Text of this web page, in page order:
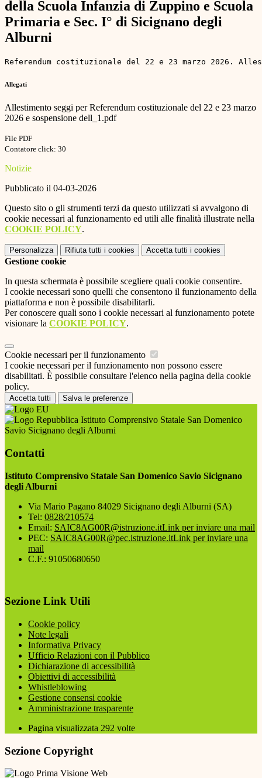
della Scuola Infanzia di Zuppino e Scuola
Primaria e Sec. I° di Sicignano degli
Alburni
Referendum costituzionale del 22 e 23 marzo 2026.
Allegati
Allestimento seggi per Referendum costituzionale del 22 e 23 marzo
2026 e sospensione dell_1.pdf
File PDF
Contatore click: 30
Notizie
Pubblicato il 04-03-2026
Questo sito o gli strumenti terzi da questo utilizzati si avvalgono di
cookie necessari al funzionamento ed utili alle finalità illustrate nella
COOKIE POLICY.
Personalizza Rifiuta tutti i cookies Accetta tutti i cookies
Gestione cookie
In questa schermata è possibile scegliere quali cookie consentire.
I cookie necessari sono quelli che consentono il funzionamento della
piattaforma e non è possibile disabilitarli.
Per conoscere quali sono i cookie necessari al funzionamento potete
visionare la COOKIE POLICY.
Cookie necessari per il funzionamento
I cookie necessari per il funzionamento non possono essere
disabilitati. È possibile consultare l'elenco nella pagina della cookie
policy.
Accetta tutti Salva le preferenze
Istituto Comprensivo Statale San Domenico
Savio Sicignano degli Alburni
Contatti
Istituto Comprensivo Statale San Domenico Savio Sicignano
degli Alburni
Via Mario Pagano 84029 Sicignano degli Alburni (SA)
Tel: 0828/210574
Email: SAIC8AG00R@istruzione.itLink per inviare una mail
PEC: SAIC8AG00R@pec.istruzione.itLink per inviare una
mail
C.F.: 91050680650
Sezione Link Utili
Cookie policy
Note legali
Informativa Privacy
Ufficio Relazioni con il Pubblico
Dichiarazione di accessibilità
Obiettivi di accessibilità
Whistleblowing
Gestione consensi cookie
Amministrazione trasparente
Pagina visualizzata 292 volte
Sezione Copyright